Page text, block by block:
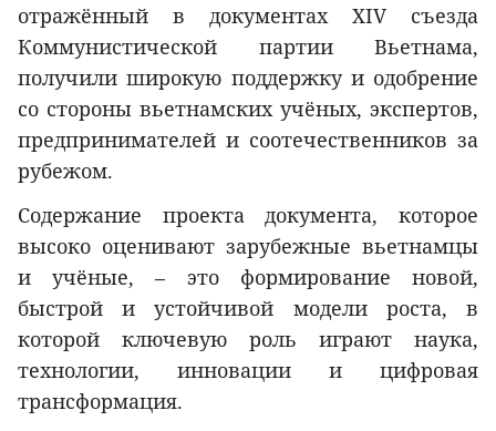
отражённый в документах XIV съезда
Коммунистической партии Вьетнама,
получили широкую поддержку и одобрение
со стороны вьетнамских учёных, экспертов,
предпринимателей и соотечественников за
рубежом.
Содержание проекта документа, которое
высоко оценивают зарубежные вьетнамцы
и учёные, – это формирование новой,
быстрой и устойчивой модели роста, в
которой ключевую роль играют наука,
технологии, инновации и цифровая
трансформация.